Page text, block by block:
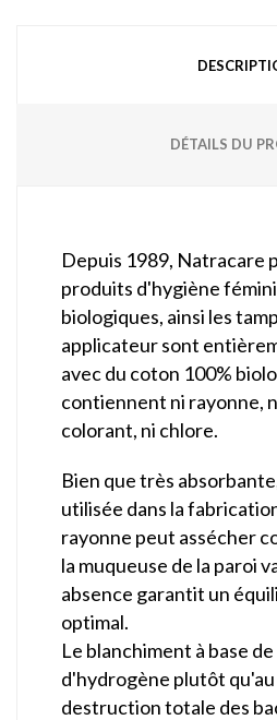
DÉTAILS DU
Depuis 1989, Natracare
produits d'hygiène
biologiques, ainsi les
applicateur sont
avec du coton 100%
contiennent ni rayonne,
colorant, ni chlore.
Bien que très
utilisée dans la
rayonne peut assécher
la muqueuse de la paroi
absence garantit un
optimal.
Le blanchiment à base
d'hydrogène plutôt
destruction totale des